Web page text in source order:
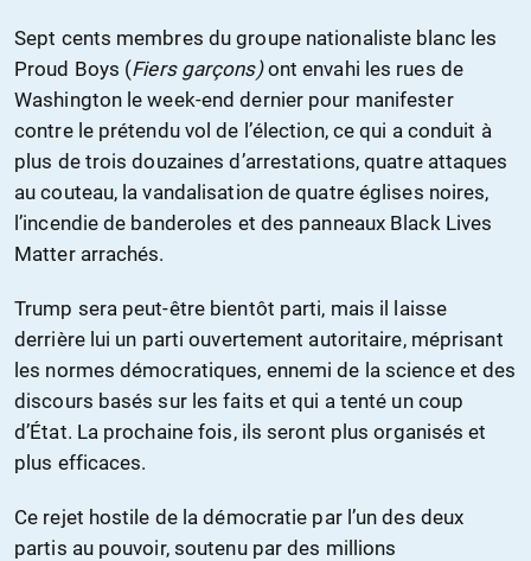
Sept cents membres du groupe nationaliste blanc les
Proud Boys (Fiers garçons)ont envahi les rues de
Washington le week-end dernier pour manifester
contre le prétendu vol de l’élection, ce qui a conduit à
plus de trois douzaines d’arrestations, quatre attaques
au couteau, la vandalisation de quatre églises noires,
l’incendie de banderoles et des panneaux Black Lives
Matter arrachés.
Trump sera peut-être bientôt parti, mais il laisse
derrière lui un parti ouvertement autoritaire, méprisant
les normes démocratiques, ennemi de la science et des
discours basés sur les faits et qui a tenté un coup
d’État. La prochaine fois, ils seront plus organisés et
plus efficaces.
Ce rejet hostile de la démocratie par l’un des deux
partis au pouvoir, soutenu par des millions